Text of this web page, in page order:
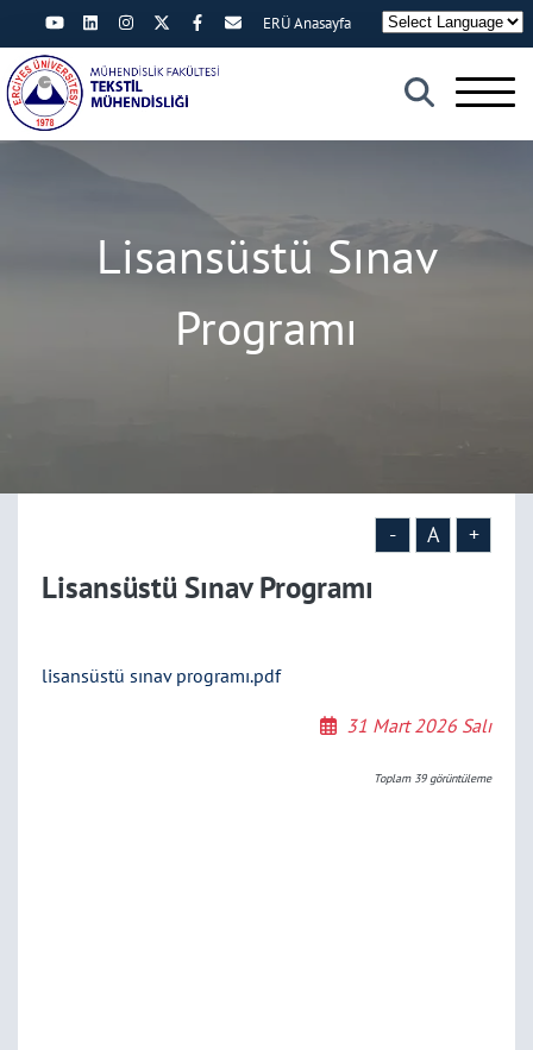
×
ERÜ Anasayfa
Lisansüstü Sınav
Programı
- A +
Lisansüstü Sınav Programı
lisansüstü sınav programı.pdf
31 Mart 2026 Salı
Toplam 39görüntüleme